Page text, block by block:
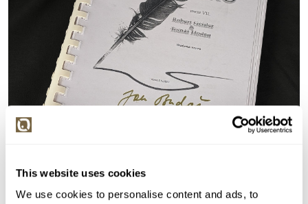
This website uses cookies
We use cookies to personalise content and ads, to